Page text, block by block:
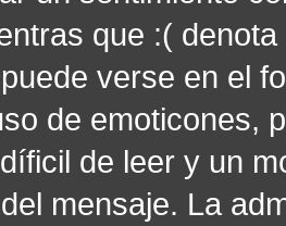
que :(
verse en el
de emoticones,
de leer y un
mensaje. La